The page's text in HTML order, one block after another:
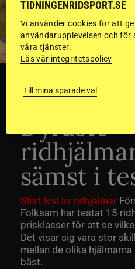
Dyraste
sämst i
Stort test av ridhjälmar
Folksam har testat 15
prisklasser för att se
Det visar sig vara stor
mellan de olika
bäst.
TIDNINGENRIDSPORT.SE
Vi använder cookies för att
användarupplevelsen och
våra tjänster.
Läs vår integritetspolicy
Till mina sparade val